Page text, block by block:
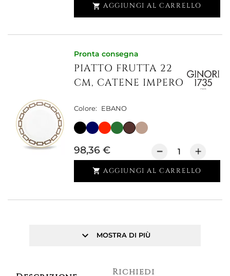
 AGGIUNGI AL CARRELLO
Pronta consegna
PIATTO FRUTTA 22
CM, CATENE IMPERO
Colore: EBANO
98,36 €
 AGGIUNGI AL CARRELLO
keyboard_arrow_down MOSTRA DI PIÙ
Richiedi